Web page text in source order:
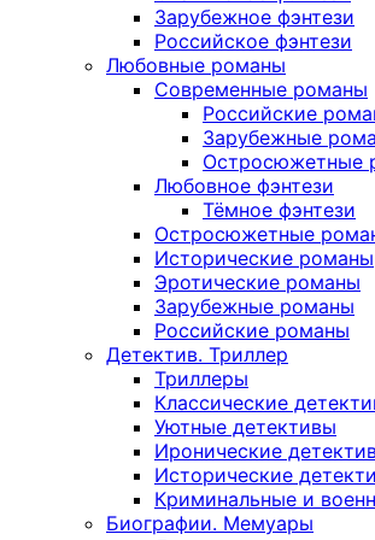
Зарубежное фэнтези
Российское фэнтези
Любовные романы
Современные романы
Российские
Зарубежные
Остросюжетные
Любовное фэнтези
Тёмное фэнтези
Остросюжетные
Исторические романы
Эротические романы
Зарубежные романы
Российские романы
Детектив. Триллер
Триллеры
Классические
Уютные детективы
Иронические
Исторические
Криминальные и
Биографии. Мемуары